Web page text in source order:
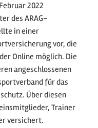
2022
des ARAG-
in einer
vor, die
Online möglich. Die
angeschlossenen
für das
Über diesen
Trainer
versichert.